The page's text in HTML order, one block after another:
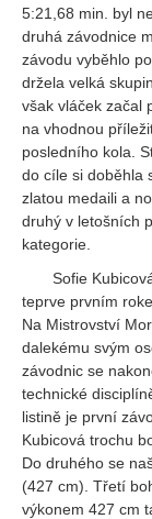
5:21,68 min. byl
druhá závodnice
závodu vyběhlo
držela velká
však vláček začal
na vhodnou
posledního kola.
do cíle si doběhla
zlatou medaili a
druhý v letošních
kategorie.
Sofie
teprve prvním
Na Mistrovství
dalekému svým
závodnic se
technické
listině je první
Kubicová trochu
Do druhého se
(427 cm). Třetí
výkonem 427 cm